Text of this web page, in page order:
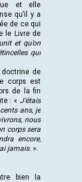
et elle
qu’il y a
de ce qui
le Livre de
et qu’on
qui
de
corps est
de la fin
: « J’étais
ans, je
nous
corps sera
encore,
jamais. ».
bien la